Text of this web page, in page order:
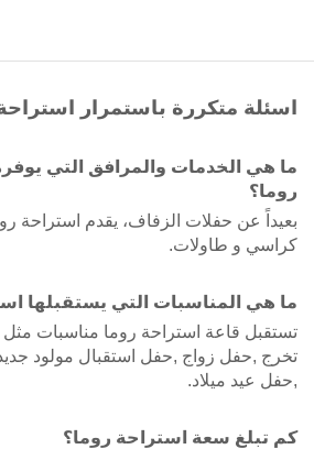
اسئلة متكررة باستمرار
ما هي الخدمات والمرافق التي
روما؟
بعيداً عن حفلات الزفاف، يقدم استراحة
كراسي و طاولات.
ما هي المناسبات التي يستقبلها
تستقبل قاعة استراحة روما مناسبات
تخرج ,حفل زواج ,حفل استقبال مولود جديد
,حفل عيد ميلاد.
كم تبلغ سعة استراحة روما؟